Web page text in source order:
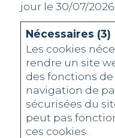
jour le 30/07/
Nécessaires (3)
Les cookies
rendre un site
des fonctions
navigation de
sécurisées du
peut pas
ces cookies.